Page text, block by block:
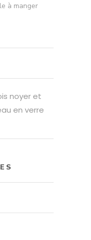
à manger
noyer et
en verre